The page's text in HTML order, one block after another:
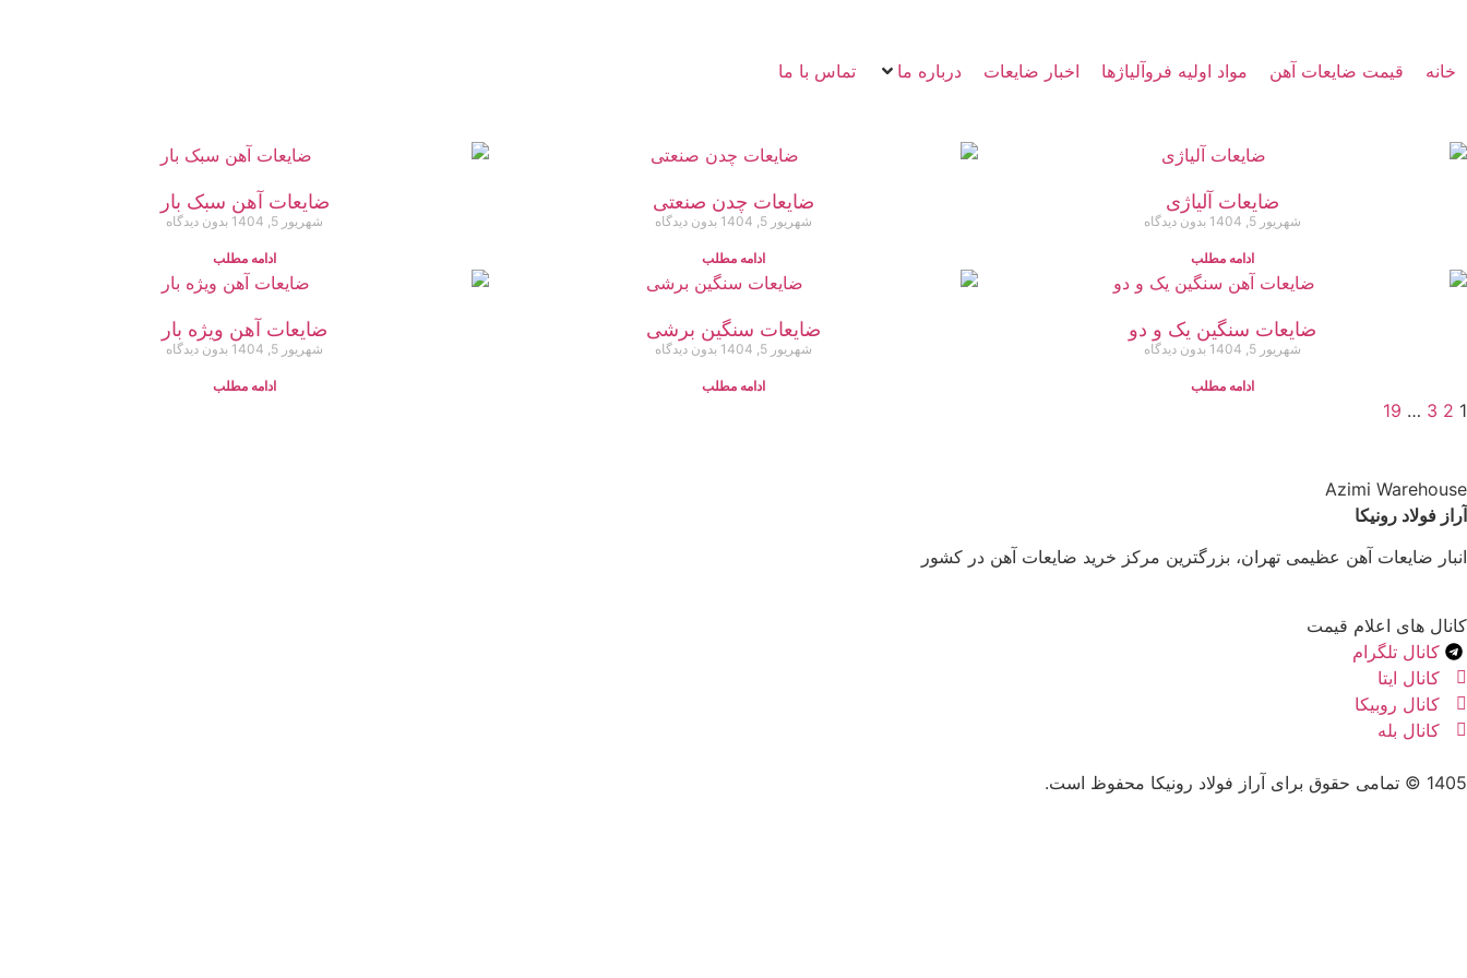
خانه قیمت ضایعات آهن مواد اولیه فروآلیاژها اخبار ضایعات درباره ما تماس با ما
ضایعات آلیاژی
شهریور 5, 1404 بدون دیدگاه
ادامه مطلب
ضایعات چدن صنعتی
شهریور 5, 1404 بدون دیدگاه
ادامه مطلب
ضایعات آهن سبک بار
شهریور 5, 1404 بدون دیدگاه
ادامه مطلب
ضایعات سنگین یک و دو
شهریور 5, 1404 بدون دیدگاه
ادامه مطلب
ضایعات سنگین برشی
شهریور 5, 1404 بدون دیدگاه
ادامه مطلب
ضایعات آهن ویژه بار
شهریور 5, 1404 بدون دیدگاه
ادامه مطلب
1
2
3
…
19
Azimi Warehouse
آراز فولاد رونیکا
انبار ضایعات آهن عظیمی تهران، بزرگترین مرکز خرید ضایعات آهن در کشور
کانال های اعلام قیمت
کانال تلگرام
کانال ایتا
کانال روبیکا
کانال بله
1405 © تمامی حقوق برای آراز فولاد رونیکا محفوظ است.